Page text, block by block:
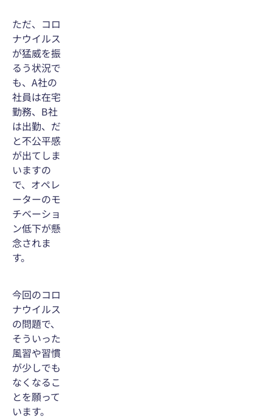
ただ、コロ
ナウイルス
が猛威を振
るう状況で
も、A社の
社員は在宅
勤務、B社
は出勤、だ
と不公平感
が出てしま
いますの
で、オペレ
ーターのモ
チベーショ
ン低下が懸
念されま
す。
今回のコロ
ナウイルス
の問題で、
そういった
風習や習慣
が少しでも
なくなるこ
とを願って
います。